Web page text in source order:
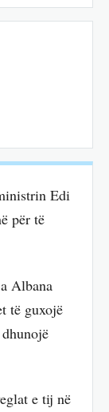
Edi
për të
Albana
të guxojë
e tij në